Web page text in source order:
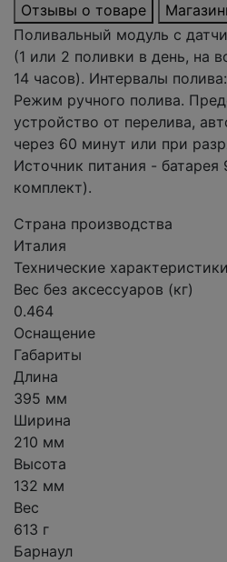
Отзывы о товаре
Поливальный модуль с
(1 или 2 поливки в день, на
14 часов). Интервалы
Режим ручного полива.
устройство от перелива,
через 60 минут или при
Источник питания - батарея
комплект).
Страна производства
Италия
Технические характеристики
Вес без аксессуаров (кг)
0.464
Оснащение
Габариты
Длина
395 мм
Ширина
210 мм
Высота
132 мм
Вес
613 г
Барнаул